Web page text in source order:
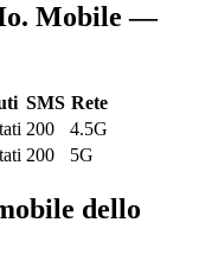
Mobile —
SMS Rete
200
4.5G
200 5G
dello